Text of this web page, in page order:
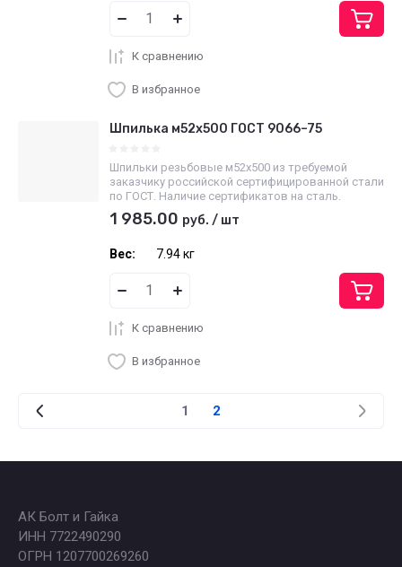
К сравнению
В избранное
Шпилька м52х500 ГОСТ 9066–75
Шпильки резьбовые м52х500 из требуемой
заказчику российской сертифицированной стали
по ГОСТ. Наличие сертификатов на сталь.
1 985.00 руб. / шт
Вес: 7.94 кг
К сравнению
В избранное
1 2
АК Болт и Гайка
ИНН 7722490290
ОГРН 1207700269260